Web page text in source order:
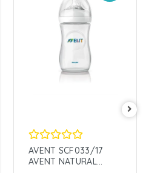
AVENT SCF033/17
AVENT NATURAL